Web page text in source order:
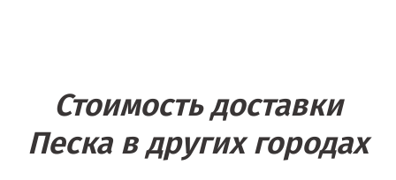
Стоимость доставки
Песка в других городах